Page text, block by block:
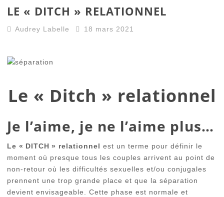
LE « DITCH » RELATIONNEL
Audrey Labelle 18 mars 2021
Le « Ditch » relationnel
Je l’aime, je ne l’aime plus…
Le « DITCH » relationnel est un terme pour définir le
moment où presque tous les couples arrivent au point de
non-retour où les difficultés sexuelles et/ou conjugales
prennent une trop grande place et que la séparation
devient envisageable. Cette phase est normale et